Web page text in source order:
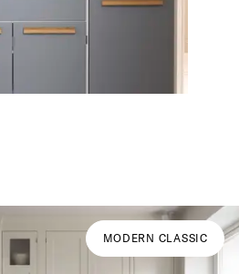
MODERN CLASSIC